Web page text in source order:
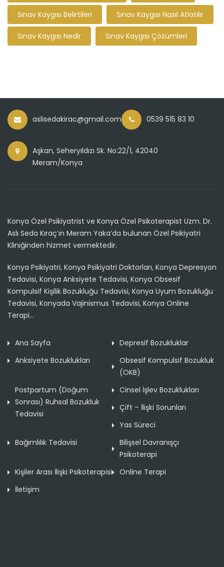
Sınav Kaygısı Belirtileri Sınav Kaygısı Nasıl Atlatılır
Sınav Kaygısı Nedir Sınav Kaygısı Çözümleri
aslisedakirac@gmail.com 0539 515 83 10
Aşkan, Seheryıldızı Sk. No:22/1, 42040
Meram/Konya
Konya Özel Psikiyatrist ve Konya Özel Psikoterapist Uzm. Dr.
Aslı Seda Kıraç’ın Meram Yaka’da bulunan Özel Psikiyatri
Kliniğinden hizmet vermektedir.
Konya Psikiyatri, Konya Psikiyatri Doktorları, Konya Depresyon
Tedavisi, Konya Anksiyete Tedavisi, Konya Obsesif
Kompulsif Kişilik Bozukluğu Tedavisi, Konya Uyum Bozukluğu
Tedavisi, Konyada Vajinismus Tedavisi, Konya Online
Terapi...
Ana Sayfa
Depresif Bozukluklar
Anksiyete Bozuklukları
Obsesif Kompulsif Bozukluk
(OKB)
Postpartum (Doğum
Sonrası) Ruhsal Bozukluk
Tedavisi
Cinsel İşlev Bozuklukları
Çift – İlişki Sorunları
Yas Süreci
Bağımlılık Tedavisi
Bilişsel Davranışçı
Psikoterapi
Kişiler Arası İlişki Psikoterapisi
Online Terapi
İletişim